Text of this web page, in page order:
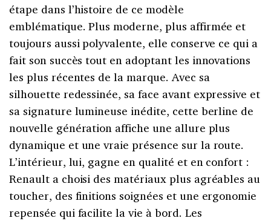
étape dans l’histoire de ce modèle
emblématique. Plus moderne, plus affirmée et
toujours aussi polyvalente, elle conserve ce qui a
fait son succès tout en adoptant les innovations
les plus récentes de la marque. Avec sa
silhouette redessinée, sa face avant expressive et
sa signature lumineuse inédite, cette berline de
nouvelle génération affiche une allure plus
dynamique et une vraie présence sur la route.
L’intérieur, lui, gagne en qualité et en confort :
Renault a choisi des matériaux plus agréables au
toucher, des finitions soignées et une ergonomie
repensée qui facilite la vie à bord. Les